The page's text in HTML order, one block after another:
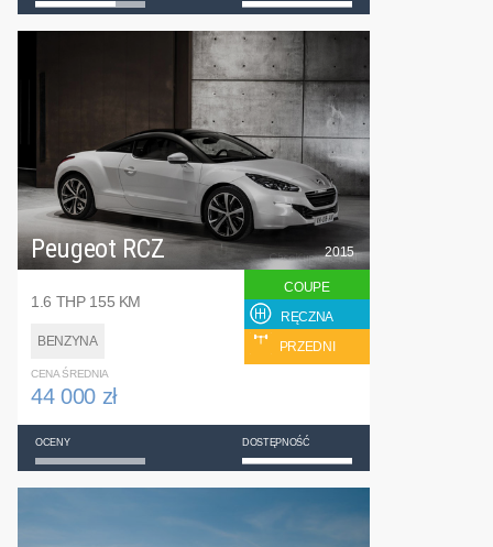
Peugeot RCZ
1.6 THP 155 KM
BENZYNA
2015
COUPE
RĘCZNA
PRZEDNI
CENA ŚREDNIA
44 000 zł
OCENY DOSTĘPNOŚĆ